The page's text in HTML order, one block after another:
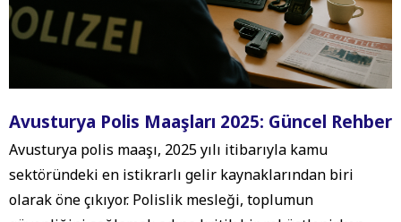
Avusturya Polis Maaşları 2025: Güncel Rehber
Avusturya polis maaşı, 2025 yılı itibarıyla kamu
sektöründeki en istikrarlı gelir kaynaklarından biri
olarak öne çıkıyor. Polislik mesleği, toplumun